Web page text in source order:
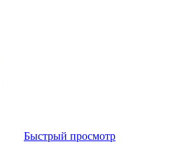
Быстрый просмотр